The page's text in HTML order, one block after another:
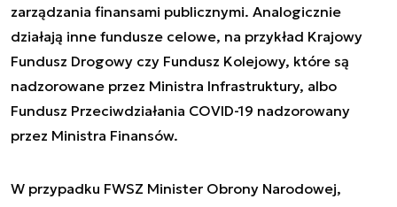
zarządzania finansami publicznymi. Analogicznie
działają inne fundusze celowe, na przykład Krajowy
Fundusz Drogowy czy Fundusz Kolejowy, które są
nadzorowane przez Ministra Infrastruktury, albo
Fundusz Przeciwdziałania COVID-19 nadzorowany
przez Ministra Finansów.
W przypadku FWSZ Minister Obrony Narodowej,